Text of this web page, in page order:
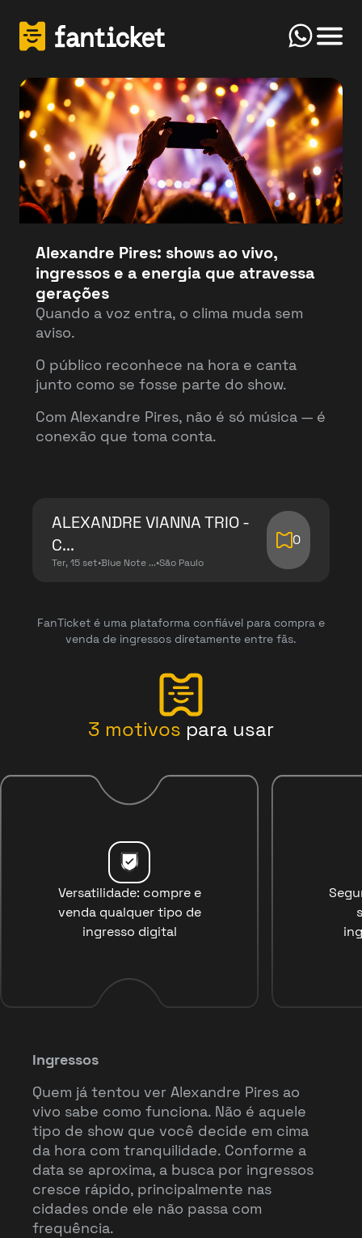
Click
Alexandre Pires: shows ao vivo,
ingressos e a energia que atravessa
gerações
Quando a voz entra, o clima muda sem
aviso.
O público reconhece na hora e canta
junto como se fosse parte do show.
Com Alexandre Pires, não é só música — é
conexão que toma conta.
ALEXANDRE VIANNA TRIO -
C...
Ter, 15 set•Blue Note ...•São Paulo
0
FanTicket é uma plataforma confiável para compra e
venda de ingressos diretamente entre fãs.
3 motivos para usar
Versatilidade: compre e
venda qualquer tipo de
ingresso digital
Ingressos
Quem já tentou ver Alexandre Pires ao
vivo sabe como funciona. Não é aquele
tipo de show que você decide em cima
da hora com tranquilidade. Conforme a
data se aproxima, a busca por ingressos
cresce rápido, principalmente nas
cidades onde ele não passa com
frequência.
FanTicket
Olá! Bem-vindo(a) ao FanTicketBot. Como
posso te ajudar hoje? Você deseja vender ou
Vender
Your message
Send